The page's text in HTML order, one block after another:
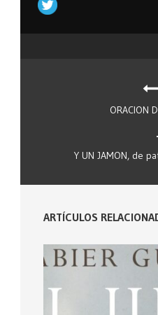
ORACION
Y UN JAMON, de
ARTÍCULOS